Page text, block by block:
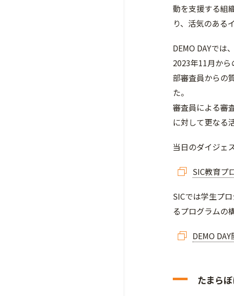
動を支援する組
り、活気のある
DEMO DAYでは
2023年11月か
部審査員からの
た。
審査員による審
に対して更なる
当日のダイジェ
SIC教育プ
SICでは学生プ
るプログラムの
DEMO
たまら